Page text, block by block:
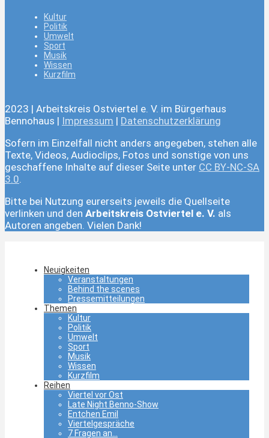
Kultur
Politik
Umwelt
Sport
Musik
Wissen
Kurzfilm
2023 | Arbeitskreis Ostviertel e. V. im Bürgerhaus
Bennohaus | Impressum | Datenschutzerklärung
Sofern im Einzelfall nicht anders angegeben, stehen alle
Texte, Videos, Audioclips, Fotos und sonstige von uns
geschaffene Inhalte auf dieser Seite unter CC BY-NC-SA
3.0.
Bitte bei Nutzung eurerseits jeweils die Quellseite
verlinken und den Arbeitskreis Ostviertel e. V. als
Autoren angeben. Vielen Dank!
Neuigkeiten
Veranstaltungen
Behind the scenes
Pressemitteilungen
Themen
Kultur
Politik
Umwelt
Sport
Musik
Wissen
Kurzfilm
Reihen
Viertel vor Ost
Late Night Benno-Show
Entchen Emil
Viertelgespräche
7 Fragen an…